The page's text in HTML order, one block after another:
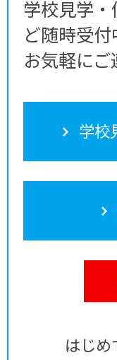
学校見学
ど随時受
お気軽に
学校
はじめ